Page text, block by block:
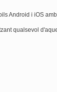
Android i iOS
qualsevol